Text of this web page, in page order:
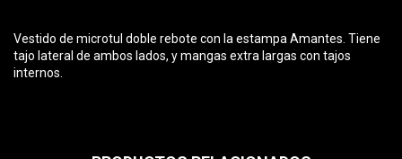
Vestido de microtul doble rebote con la estampa Amantes. Tiene
tajo lateral de ambos lados, y mangas extra largas con tajos
internos.